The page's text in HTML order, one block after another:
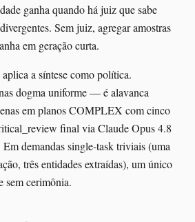
ganha quando há juiz que sabe
Sem juiz, agregar amostras
em geração curta.
aplica a síntese como política.
dogma uniforme — é alavanca
em planos COMPLEX com cinco
final via Claude Opus 4.8
demandas single-task triviais (uma
três entidades extraídas), um único
sem cerimônia.